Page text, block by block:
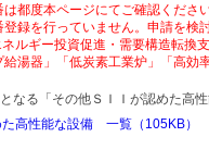
都度本ページにてご確認くださ
録を行っていません。申請を検
ルギー投資促進・需要構造転換
給湯器」「低炭素工業炉」「高
なる「その他ＳＩＩが認めた高
高性能な設備 一覧（105KB）